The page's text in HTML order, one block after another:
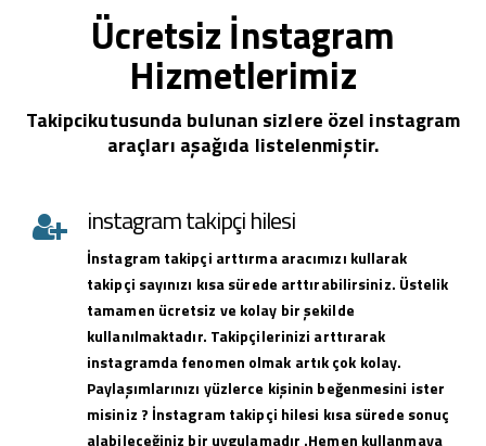
Ücretsiz İnstagram
Hizmetlerimiz
Takipcikutusunda bulunan sizlere özel instagram
araçları aşağıda listelenmiştir.
instagram takipçi hilesi
İnstagram takipçi arttırma aracımızı kullarak
takipçi sayınızı kısa sürede arttırabilirsiniz. Üstelik
tamamen ücretsiz ve kolay bir şekilde
kullanılmaktadır. Takipçilerinizi arttırarak
instagramda fenomen olmak artık çok kolay.
Paylaşımlarınızı yüzlerce kişinin beğenmesini ister
misiniz ? İnstagram takipçi hilesi kısa sürede sonuç
alabileceğiniz bir uygulamadır .Hemen kullanmaya